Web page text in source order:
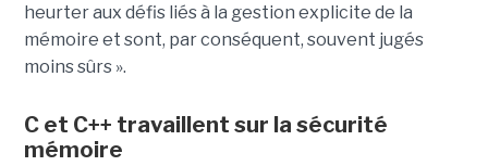
heurter aux défis liés à la gestion explicite de la
mémoire et sont, par conséquent, souvent jugés
moins sûrs ».
C et C++ travaillent sur la sécurité
mémoire